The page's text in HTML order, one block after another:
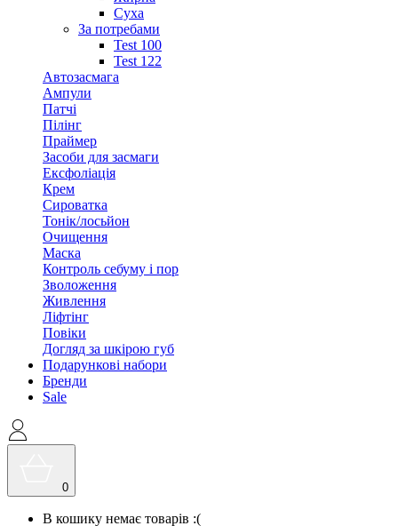
Суха
За потребами
Test 100
Test 122
Автозасмага
Ампули
Патчі
Пілінг
Праймер
Засоби для засмаги
Ексфоліація
Крем
Сироватка
Тонік/лосьйон
Очищення
Маска
Контроль себуму і пор
Зволоження
Живлення
Ліфтінг
Повіки
Догляд за шкірою губ
Подарункові набори
Бренди
Sale
0
В кошику немає товарів :(